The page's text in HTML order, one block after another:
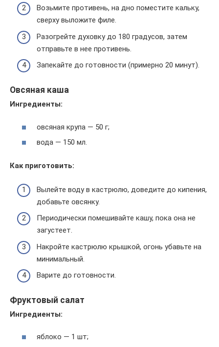
Возьмите противень, на дно поместите кальку,
сверху выложите филе.
Разогрейте духовку до 180 градусов, затем
отправьте в нее противень.
Запекайте до готовности (примерно 20 минут).
Овсяная каша
Ингредиенты:
овсяная крупа — 50 г;
вода — 150 мл.
Как приготовить:
Вылейте воду в кастрюлю, доведите до кипения,
добавьте овсянку.
Периодически помешивайте кашу, пока она не
загустеет.
Накройте кастрюлю крышкой, огонь убавьте на
минимальный.
Варите до готовности.
Фруктовый салат
Ингредиенты:
яблоко — 1 шт;